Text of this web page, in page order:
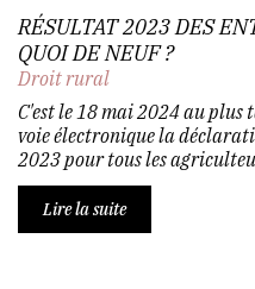
RÉSULTAT 2023 DES
QUOI DE NEUF ?
Droit rural
C'est le 18 mai 2024 au
voie électronique la
2023 pour tous les
Lire la suite